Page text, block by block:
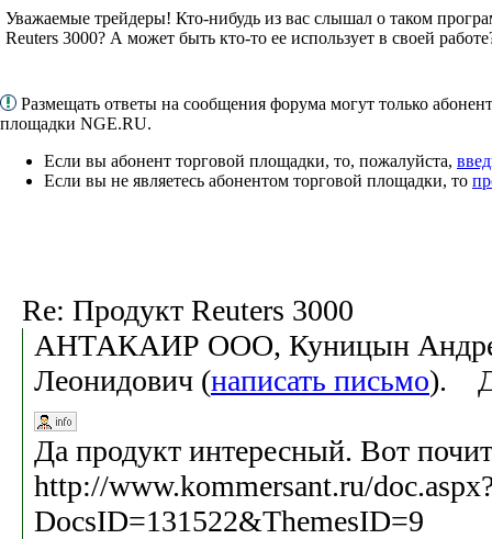
Уважаемые трейдеры! Кто-нибудь из вас слышал о таком
Reuters 3000? А может быть кто-то ее использует в своей
Размещать ответы на сообщения форума могут только
площадки NGE.RU.
Если вы абонент торговой площадки, то, пожалуйста,
Если вы не являетесь абонентом торговой площадки, то
Re: Продукт Reuters 3000
АНТАКАИР ООО, Куницын
Леонидович (написать письмо).
Да продукт интересный. Вот
http://www.kommersant.ru/
DocsID=131522&ThemesID=9